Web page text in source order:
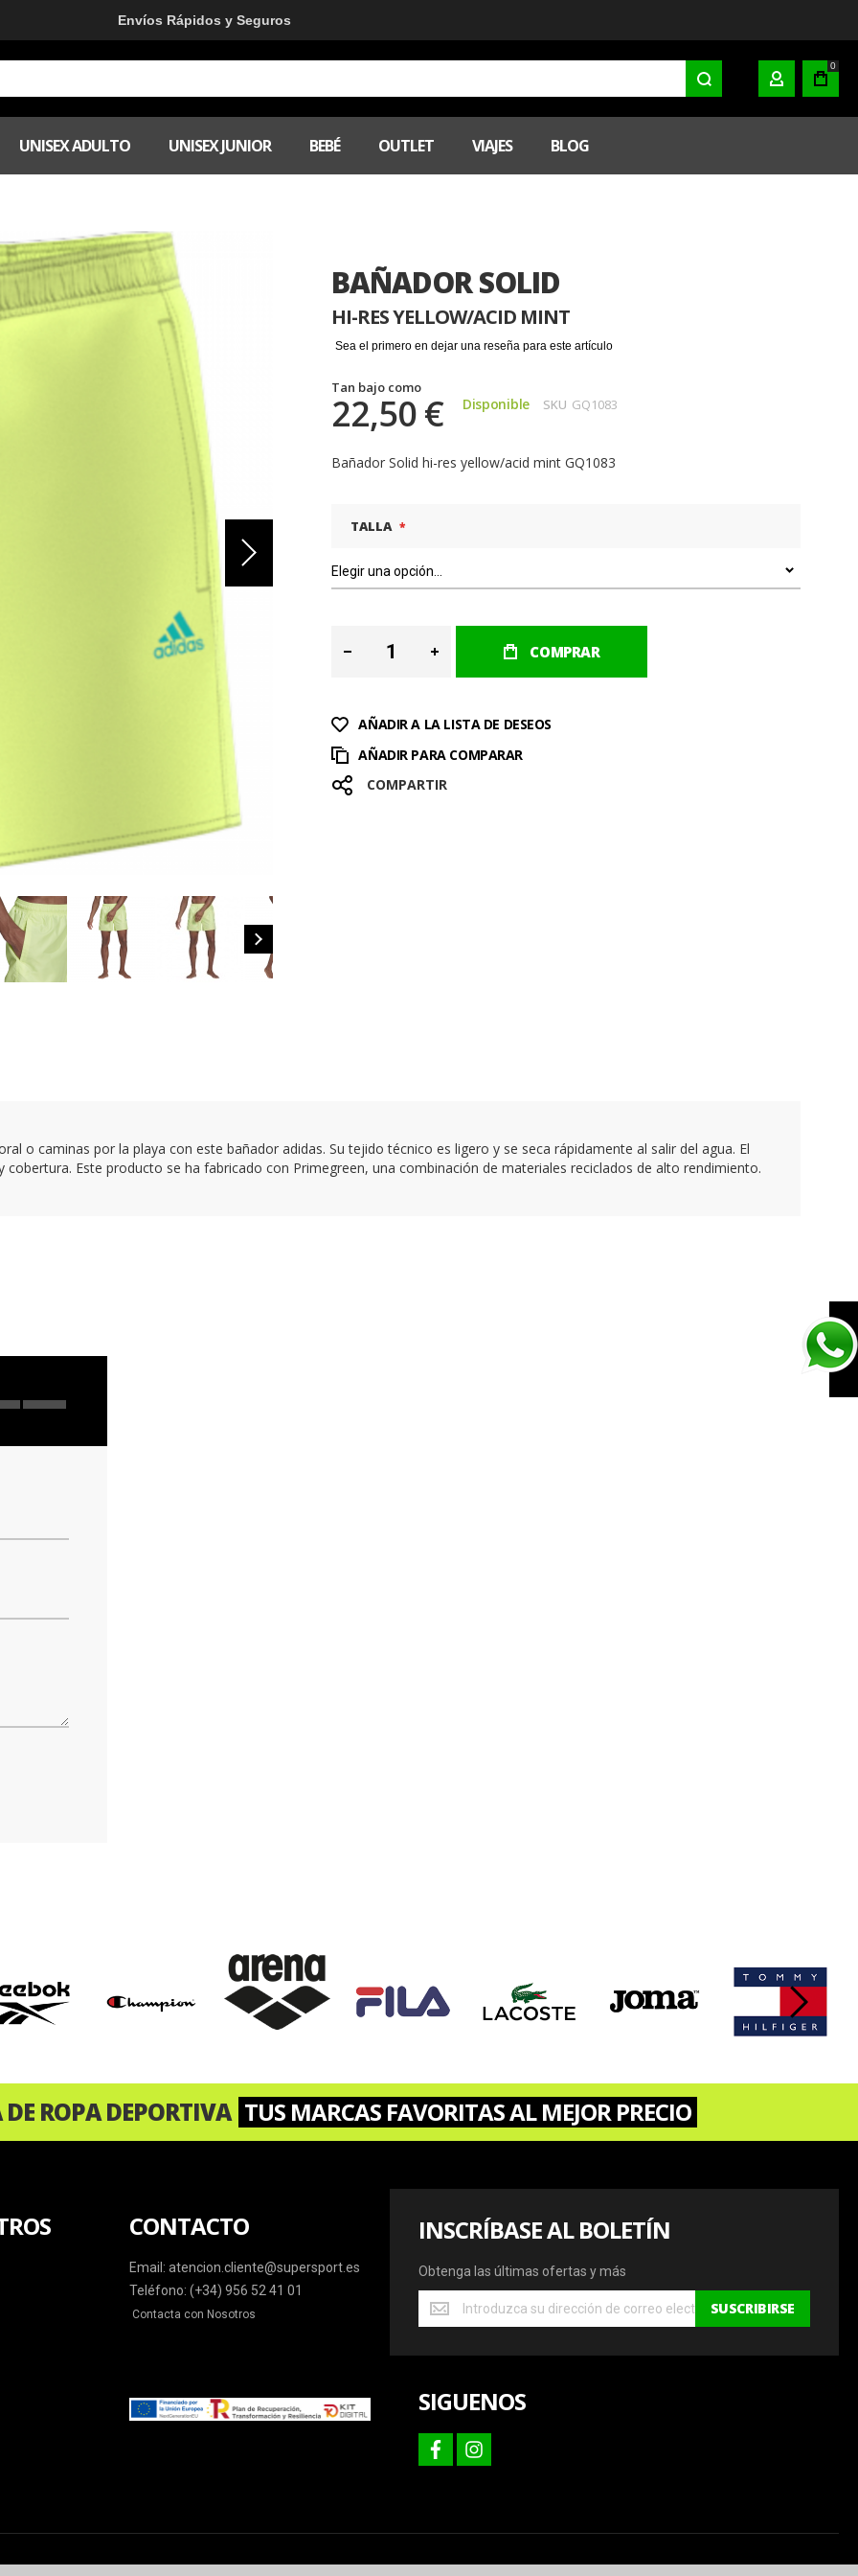
Envíos Rápidos y Seguros
MI CUENTA
0
UNISEX ADULTO UNISEX JUNIOR BEBÉ OUTLET VIAJES BLOG
BAÑADOR SOLID
HI-RES YELLOW/ACID MINT
Sea el primero en dejar una reseña para este artículo
Tan bajo como
22,50 € Disponible SKU GQ1083
Bañador Solid hi-res yellow/acid mint GQ1083
TALLA
COMPRAR
AÑADIR A LA LISTA DE DESEOS
AÑADIR PARA COMPARAR
COMPARTIR
o caminas por la playa con este bañador adidas. Su tejido técnico es ligero y se seca rápidamente al salir del agua. El
Este producto se ha fabricado con Primegreen, una combinación de materiales reciclados de alto rendimiento.
›
ROPA DEPORTIVA TUS MARCAS FAVORITAS AL MEJOR PRECIO
INSCRÍBASE AL BOLETÍN
Obtenga las últimas ofertas y más
Obtenga
las
ofertas
más
SUSCRIBIRSE
SIGUENOS
facebookinstagram
CONTACTO
Email: atencion.cliente@supersport.es
Teléfono: (+34) 956 52 41 01
Contacta con Nosotros